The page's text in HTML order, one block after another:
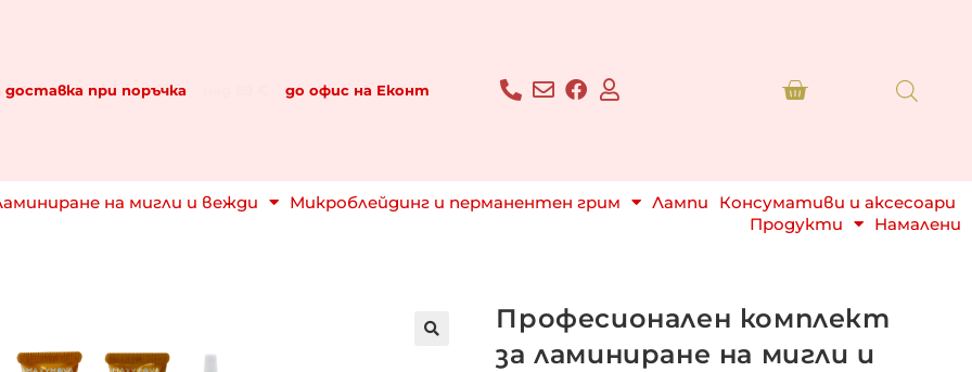
доставка при поръчка до офис на Еконт
на мигли и вежди Микроблейдинг и перманентен грим Лампи
Консумативи и аксесоари
Продукти
Намалени
Професионален комплект
за ламиниране на мигли и